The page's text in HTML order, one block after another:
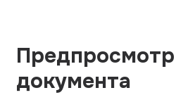
Предпросмотр
документа